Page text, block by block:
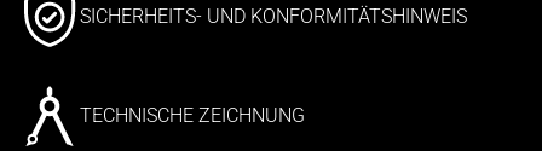
SICHERHEITS- UND KONFORMITÄTSHINWEIS
TECHNISCHE ZEICHNUNG